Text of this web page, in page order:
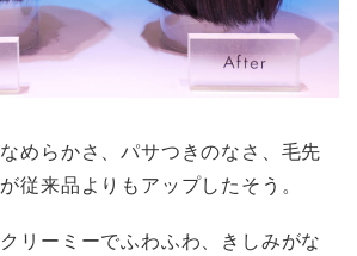
めらかさ、パサつきのなさ、毛先
従来品よりもアップしたそう。
リーミーでふわふわ、きしみがな